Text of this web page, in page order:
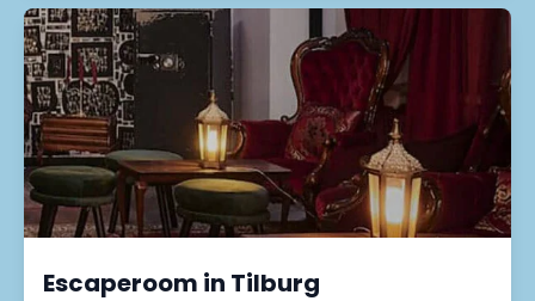
Escaperoom in Tilburg